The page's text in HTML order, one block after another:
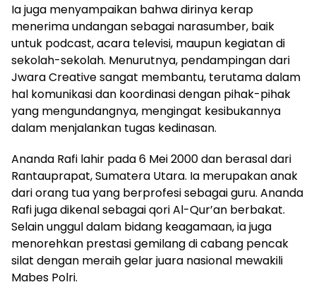
Ia juga menyampaikan bahwa dirinya kerap
menerima undangan sebagai narasumber, baik
untuk podcast, acara televisi, maupun kegiatan di
sekolah-sekolah. Menurutnya, pendampingan dari
Jwara Creative sangat membantu, terutama dalam
hal komunikasi dan koordinasi dengan pihak-pihak
yang mengundangnya, mengingat kesibukannya
dalam menjalankan tugas kedinasan.
Ananda Rafi lahir pada 6 Mei 2000 dan berasal dari
Rantauprapat, Sumatera Utara. Ia merupakan anak
dari orang tua yang berprofesi sebagai guru. Ananda
Rafi juga dikenal sebagai qori Al-Qur’an berbakat.
Selain unggul dalam bidang keagamaan, ia juga
menorehkan prestasi gemilang di cabang pencak
silat dengan meraih gelar juara nasional mewakili
Mabes Polri.